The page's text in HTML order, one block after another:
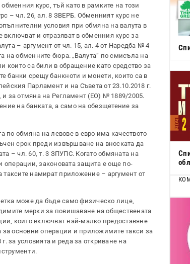
курс, тъй като в рамките на този
– чл. 26, ал. 8 ЗВЕРБ. Обменният курс не
условия при обмяна на валута в
включват и отразяват в обменния курс за
– аргумент от чл. 15, ал. 4 от Наредба № 4
на обменните бюра. „Валута” по смисъла на
които са били в обращение като средство за
банки срещу банкноти и монети, които са в
Парламент и на Съвета от 23.10.2018 г.
и за отмяна на Регламент (ЕО) № 1889/2005.
на банката, а само на обезщетение за
по обмяна на левове в евро има качеството
срок преди извършване на вноската да
– чл. 60, т. 3 ЗПУПС. Когато обмяната на
операции, законовата защита е още по-
намират приложение – аргумент от
може да бъде само физическо лице,
мерки за повишаване на обществената
които включват най-малко предоставяне
основни операции и приложимите такси за
за условията и реда за откриване на